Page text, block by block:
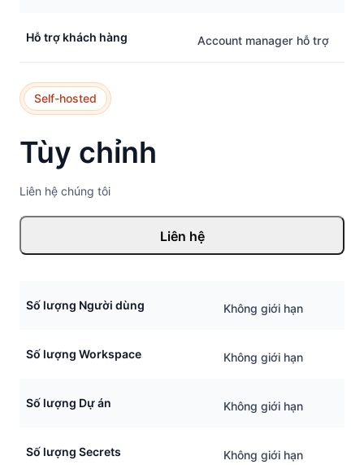
Hỗ trợ khách hàng Account manager hỗ trợ
Self-hosted
Tùy chỉnh
Liên hệ chúng tôi
Liên hệ
Số lượng Người dùng Không giới hạn
Số lượng Workspace Không giới hạn
Số lượng Dự án Không giới hạn
Số lượng Secrets Không giới hạn